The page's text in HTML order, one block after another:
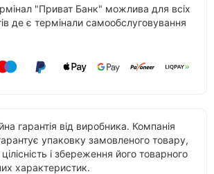
"Приват Банк" можлива для всіх
де є термінали самообслуговування
гарантія від виробника. Компанія
упаковку замовленого товару,
і збереження його товарного
характеристик.